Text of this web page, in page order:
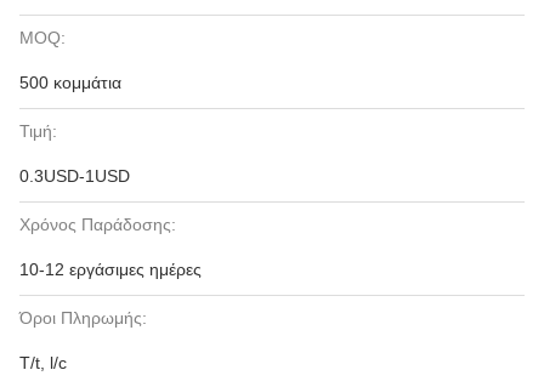
MOQ:
500 κομμάτια
Τιμή:
0.3USD-1USD
Χρόνος Παράδοσης:
10-12 εργάσιμες ημέρες
Όροι Πληρωμής:
T/t, l/c